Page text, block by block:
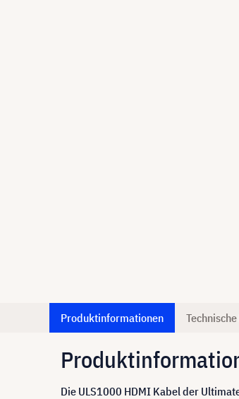
Produktinformationen
Die ULS1000 HDMI Kabel der